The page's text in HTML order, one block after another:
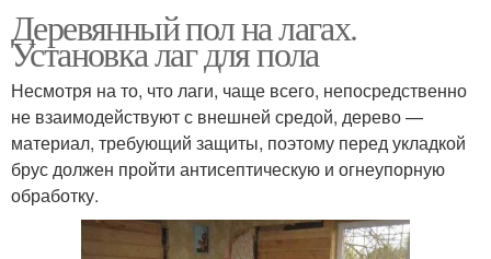
Деревянный пол на лагах.
Установка лаг для пола
Несмотря на то, что лаги, чаще всего, непосредственно
не взаимодействуют с внешней средой, дерево —
материал, требующий защиты, поэтому перед укладкой
брус должен пройти антисептическую и огнеупорную
обработку.